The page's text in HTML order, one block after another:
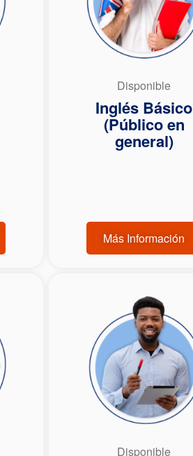
Disponible
Inglés Básico
(Público en
general)
Más Información
Disponible